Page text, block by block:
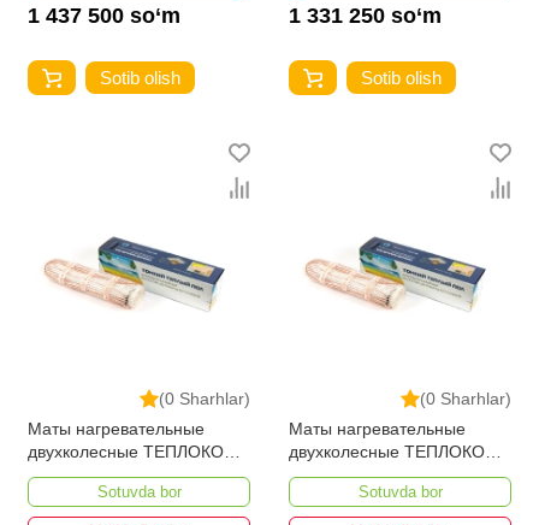
1 437 500 so‘m
Sotib olish
1 331 250 so‘m
Sotib olish
(0 Sharhlar)
Маты нагревательные
двухколесные ТЕПЛОКОМ
МНД-5,0-800 ВТ
Sotuvda bor
(0 Sharhlar)
Маты нагревательные
двухколесные ТЕПЛОКОМ
МНД-4,0-640 ВТ
Sotuvda bor